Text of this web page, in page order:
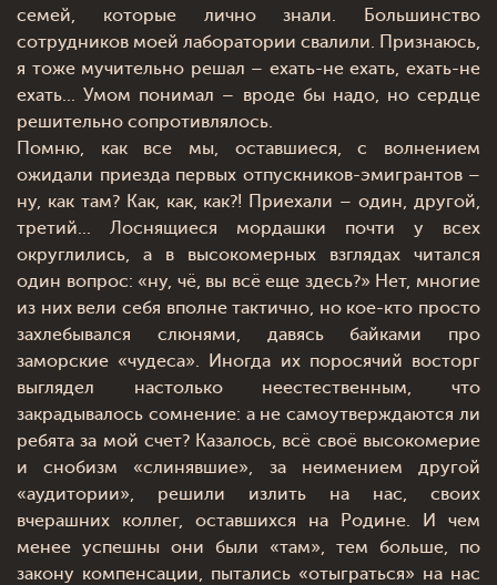
семей, которые лично знали. Большинство
сотрудников моей лаборатории свалили. Признаюсь,
я тоже мучительно решал – ехать-не ехать, ехать-не
ехать... Умом понимал – вроде бы надо, но сердце
решительно сопротивлялось.
Помню, как все мы, оставшиеся, с волнением
ожидали приезда первых отпускников-эмигрантов –
ну, как там? Как, как, как?! Приехали – один, другой,
третий... Лоснящиеся мордашки почти у всех
округлились, а в высокомерных взглядах читался
один вопрос: «ну, чё, вы всё еще здесь?» Нет, многие
из них вели себя вполне тактично, но кое-кто просто
захлебывался слюнями, давясь байками про
заморские «чудеса». Иногда их поросячий восторг
выглядел настолько неестественным, что
закрадывалось сомнение: а не самоутверждаются ли
ребята за мой счет? Казалось, всё своё высокомерие
и снобизм «слинявшие», за неимением другой
«аудитории», решили излить на нас, своих
вчерашних коллег, оставшихся на Родине. И чем
менее успешны они были «там», тем больше, по
закону компенсации, пытались «отыграться» на нас